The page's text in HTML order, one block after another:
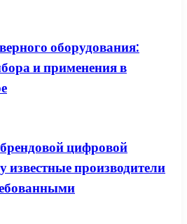
оборудования:
и применения в
цифровой
известные производители